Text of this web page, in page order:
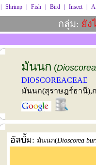
Shrimp Fish Bird Insect
กลุ่ม: ยัง
มันนก (
DIOSCOREACEAE
มันนก(สุราษฎร์ธานี),
อัลบั้ม: มันนก(Dioscorea